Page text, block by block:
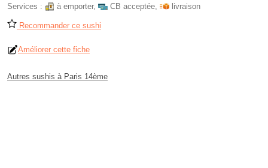
Services :
à emporter, CB acceptée, livraison
Recommander ce sushi
Améliorer cette fiche
Autres sushis à Paris 14ème